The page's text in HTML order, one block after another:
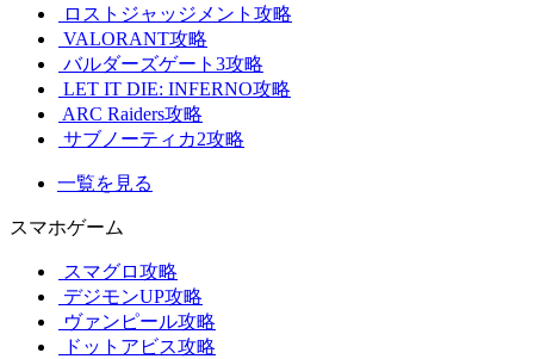
ロストジャッジメント攻略
VALORANT攻略
バルダーズゲート3攻略
LET IT DIE: INFERNO攻略
ARC Raiders攻略
サブノーティカ2攻略
一覧を見る
スマホゲーム
スマグロ攻略
デジモンUP攻略
ヴァンピール攻略
ドットアビス攻略